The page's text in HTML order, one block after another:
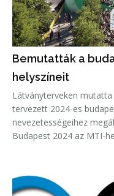
Bemutatták a
helyszíneit
Látványterveken
tervezett 2024-es
nevezetességeihez
Budapest 2024 az MTI-